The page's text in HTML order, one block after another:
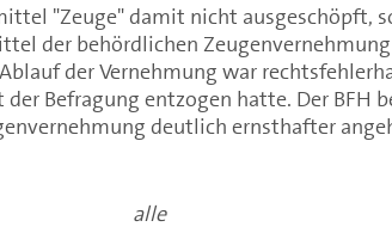
"Zeuge" damit nicht ausgeschöpft,
der behördlichen Zeugenvernehmung
der Vernehmung war
Befragung entzogen hatte. Der BFH
deutlich ernsthafter
alle